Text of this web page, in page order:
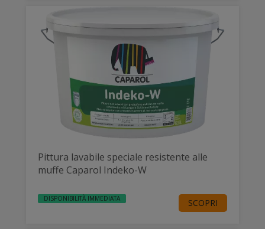
Pittura lavabile speciale resistente alle
muffe Caparol Indeko-W
DISPONIBILITÀ IMMEDIATA SCOPRI